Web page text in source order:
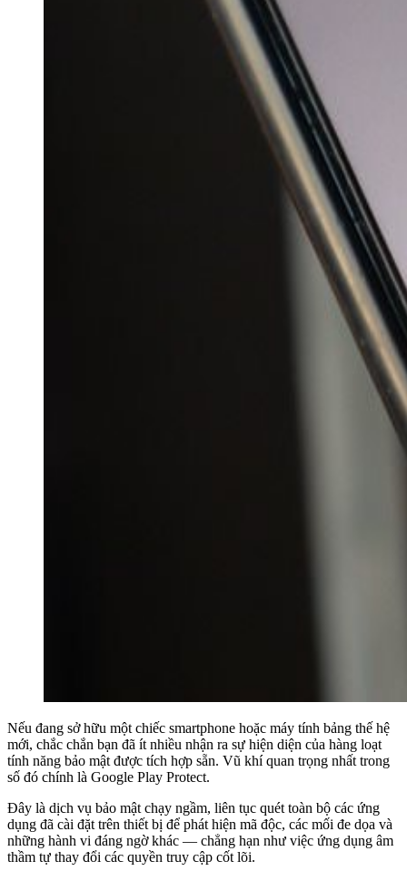
Nếu đang sở hữu một chiếc smartphone hoặc máy tính bảng thế hệ
mới, chắc chắn bạn đã ít nhiều nhận ra sự hiện diện của hàng loạt
tính năng bảo mật được tích hợp sẵn. Vũ khí quan trọng nhất trong
số đó chính là Google Play Protect.
Đây là dịch vụ bảo mật chạy ngầm, liên tục quét toàn bộ các ứng
dụng đã cài đặt trên thiết bị để phát hiện mã độc, các mối đe dọa và
những hành vi đáng ngờ khác — chẳng hạn như việc ứng dụng âm
thầm tự thay đổi các quyền truy cập cốt lõi.